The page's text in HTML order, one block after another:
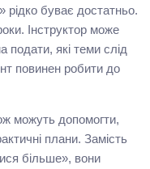
рідко буває достатньо.
Інструктор може
подати, які теми слід
повинен робити до
можуть допомогти,
плани. Замість
більше», вони